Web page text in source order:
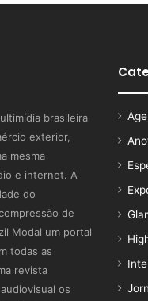
brasileira
exterior,
mesma
e internet. A
do
de
Modal um portal
todas as
revista
os